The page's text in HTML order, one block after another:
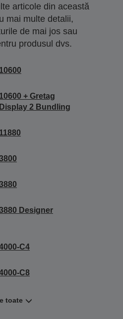
articole din această
mai multe detalii,
de mai jos sau
produsul dvs.
+ Gretag
2 Bundling
Designer
C4
C8
toate